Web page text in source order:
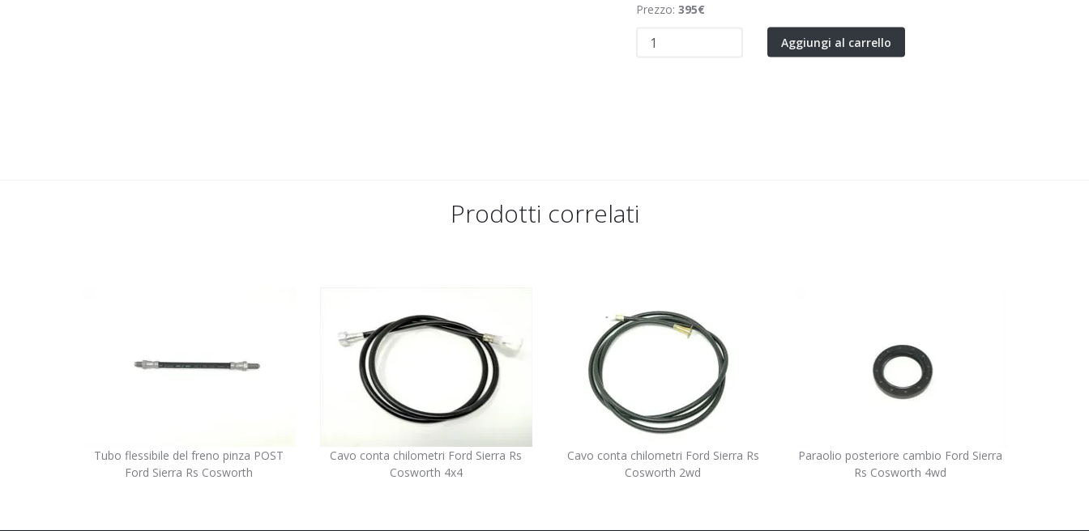
Prezzo: 395€
Aggiungi al carrello
Prodotti correlati
Tubo flessibile del freno pinza POST
Ford Sierra Rs Cosworth
Cavo conta chilometri Ford Sierra Rs
Cosworth 4x4
Cavo conta chilometri Ford Sierra Rs
Cosworth 2wd
Paraolio posteriore cambio Ford Sierra
Rs Cosworth 4wd